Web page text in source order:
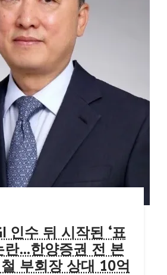
인수 뒤 시작된 ‘표
란…한양증권 전 본
부회장 상대 10억